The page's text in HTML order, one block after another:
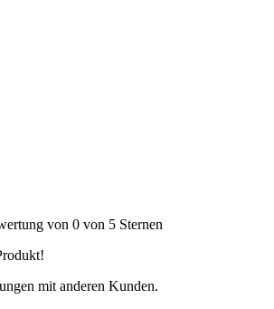
von 0 von 5 Sternen
mit anderen Kunden.